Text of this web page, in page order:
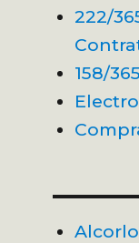
222/
158/